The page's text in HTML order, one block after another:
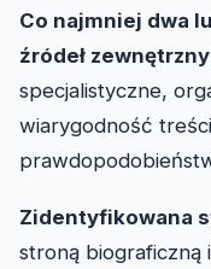
Co najmniej dwa
źródeł
specjalistyczne,
wiarygodność
Zidentyfikowana
stroną biograficzną